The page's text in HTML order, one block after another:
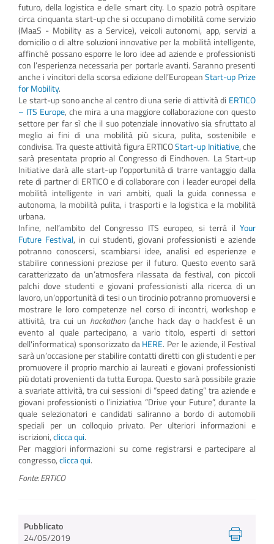
futuro, della logistica e delle smart city. Lo spazio potrà ospitare
circa cinquanta start-up che si occupano di mobilità come servizio
(MaaS - Mobility as a Service), veicoli autonomi, app, servizi a
domicilio o di altre soluzioni innovative per la mobilità intelligente,
affinché possano esporre le loro idee ad aziende e professionisti
con l’esperienza necessaria per portarle avanti. Saranno presenti
anche i vincitori della scorsa edizione dell’EuropeanStart-up Prize
for Mobility.
Le start-up sono anche al centro di una serie di attività di ERTICO
– ITS Europe, che mira a una maggiore collaborazione con questo
settore per far sì che il suo potenziale innovativo sia sfruttato al
meglio ai fini di una mobilità più sicura, pulita, sostenibile e
condivisa. Tra queste attività figura ERTICOStart-up Initiative, che
sarà presentata proprio al Congresso di Eindhoven. La Start-up
Initiative darà alle start-up l’opportunità di trarre vantaggio dalla
rete di partner di ERTICO e di collaborare con i leader europei della
mobilità intelligente in vari ambiti, quali la guida connessa e
autonoma, la mobilità pulita, i trasporti e la logistica e la mobilità
urbana.
Infine, nell’ambito del Congresso ITS europeo, si terrà il Your
Future Festival, in cui studenti, giovani professionisti e aziende
potranno conoscersi, scambiarsi idee, analisi ed esperienze e
stabilire connessioni preziose per il futuro. Questo evento sarà
caratterizzato da un’atmosfera rilassata da festival, con piccoli
palchi dove studenti e giovani professionisti alla ricerca di un
lavoro, un’opportunità di tesi o un tirocinio potranno promuoversi e
mostrare le loro competenze nel corso di incontri, workshop e
attività, tra cui un hackathon(anche hack day o hackfest è un
evento al quale partecipano, a vario titolo, esperti di settori
dell'informatica) sponsorizzato daHERE. Per le aziende, il Festival
sarà un’occasione per stabilire contatti diretti con gli studenti e per
promuovere il proprio marchio ai laureati e giovani professionisti
più dotati provenienti da tutta Europa. Questo sarà possibile grazie
a svariate attività, tra cui sessioni di “speed dating” tra aziende e
giovani professionisti o l’iniziativa “Drive your Future”, durante la
quale selezionatori e candidati saliranno a bordo di automobili
speciali per un colloquio privato. Per ulteriori informazioni e
iscrizioni,clicca qui.
Per maggiori informazioni su come registrarsi e partecipare al
congresso,clicca qui.
Fonte: ERTICO
Pubblicato
24/05/2019